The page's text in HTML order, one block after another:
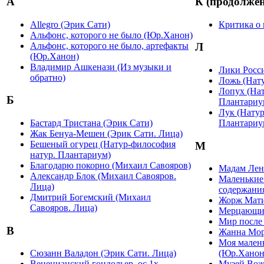
Allegro (Эрик Сати)
Альфонс, которого не было (Юр.Ханон)
Альфонс, которого не было, артефакты
(Юр.Ханон)
Владимир Ашкенази (Из музыки и
обратно)
Б
Бастард Тристана (Эрик Сати)
Жак Бенуа-Мешен (Эрик Сати. Лица)
Бешеный огурец (Натур-философия
натур. Плантариум)
Благодарю покорно (Михаил Савояров)
Александр Блок (Михаил Савояров.
Лица)
Дмитрий Богемский (Михаил
Савояров. Лица)
В
Сюзанн Валадон (Эрик Сати. Лица)
Критика о
Л
Лики
Ложь
Лопух
Лук
М
Мадам
Жорж
Мир
Жанна
Моя